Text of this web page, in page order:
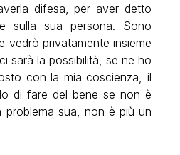
difesa, per aver detto
sulla sua persona. Sono
vedrò privatamente insieme
sarà la possibilità, se ne ho
con la mia coscienza, il
di fare del bene se non è
problema sua, non è più un